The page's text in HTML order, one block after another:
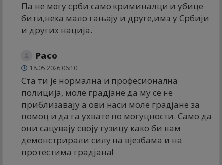
Па не могу срби само криминалци и убице
бити,нека мало гањају и друге,има у Србији
и других нација.
Расо
18.05.2026 06:10
Ста ти је нормална и професионална
полиција, моле градјане да му се не
приблизавају а ови наси моле градјане за
помоц и да га ухвате по могуцности. Само да
они сацувају своју гузицу како би нам
демонстрирали силу на вјезбама и на
протестима градјана!